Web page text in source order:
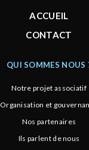
ACCUEIL
CONTACT
QUI SOMMES NOUS
Notre projet associatif
Organisation et
Nos partenaires
Ils parlent de nous